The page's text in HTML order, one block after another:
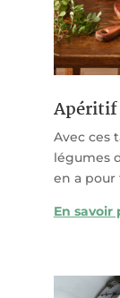
Apéritif
Avec ces
légumes
en a pour
En savoir